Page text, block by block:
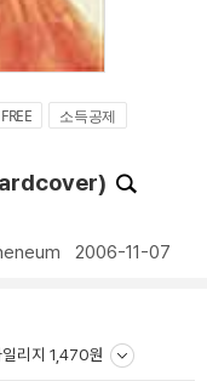
소득공제
2006-11-07
일리지 1,470원